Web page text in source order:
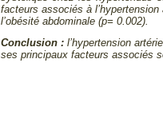
facteurs associés à
l’obésité abdominale (p= 0.002).
Conclusion : l’hypertension
ses principaux facteurs associés